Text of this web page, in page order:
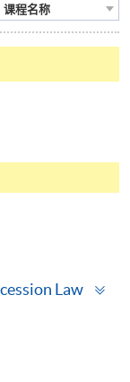
课程名称
Law